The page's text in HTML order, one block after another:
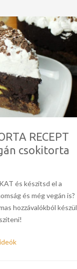
RECEPT
csokitorta
és készítsd el a
és még vegán is?
hozzávalókból készül